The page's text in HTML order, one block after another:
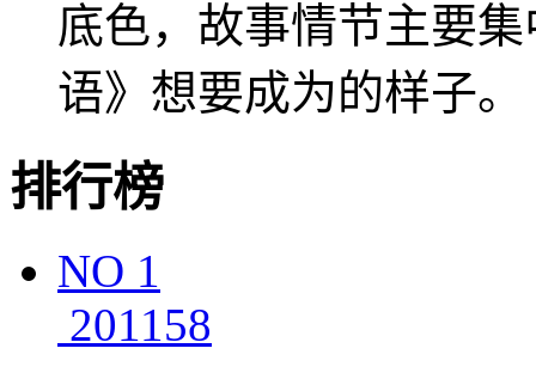
底色，故事情节主要
语》想要成为的样子。
排行榜
NO 1
201158